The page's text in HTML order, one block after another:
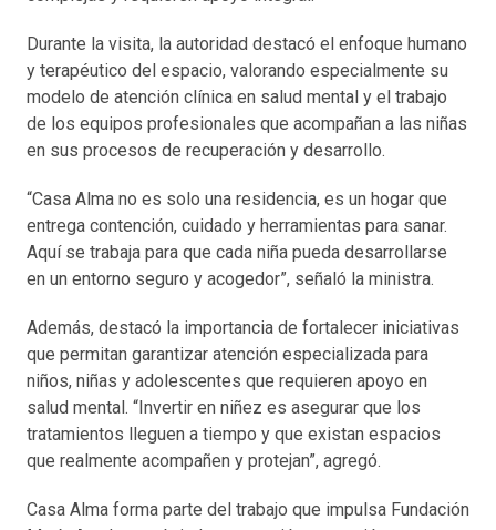
Durante la visita, la autoridad destacó el enfoque humano
y terapéutico del espacio, valorando especialmente su
modelo de atención clínica en salud mental y el trabajo
de los equipos profesionales que acompañan a las niñas
en sus procesos de recuperación y desarrollo.
“Casa Alma no es solo una residencia, es un hogar que
entrega contención, cuidado y herramientas para sanar.
Aquí se trabaja para que cada niña pueda desarrollarse
en un entorno seguro y acogedor”, señaló la ministra.
Además, destacó la importancia de fortalecer iniciativas
que permitan garantizar atención especializada para
niños, niñas y adolescentes que requieren apoyo en
salud mental. “Invertir en niñez es asegurar que los
tratamientos lleguen a tiempo y que existan espacios
que realmente acompañen y protejan”, agregó.
Casa Alma forma parte del trabajo que impulsa Fundación